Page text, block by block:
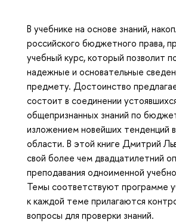
В учебнике на основе знаний,
российского бюджетного права,
учебный курс, который позволит
надежные и основательные
предмету. Достоинство
состоит в соединении
общепризнанных знаний по
изложением новейших тенденций
области. В этой книге Дмитрий
свой более чем двадцатилетний
преподавания одноименной
Темы соответствуют программе
к каждой теме прилагаются
вопросы для проверки знаний.